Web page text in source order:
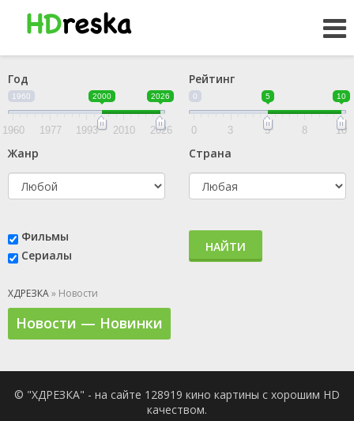
Год
1960 2000 2026
1960 1977 1993 2010 2026
Рейтинг
0 5 10
0 3 5 8 10
Жанр Страна
Фильмы
Сериалы
НАЙТИ
ХДРЕЗКА» Новости
Новости — Новинки
© "ХДРЕЗКА" - на сайте 128919 кино картины с хорошим HD
качеством.